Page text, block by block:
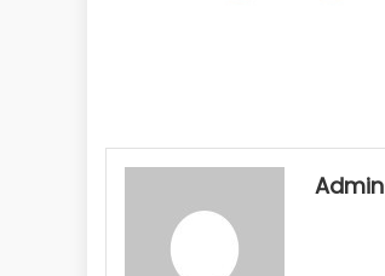
Admin